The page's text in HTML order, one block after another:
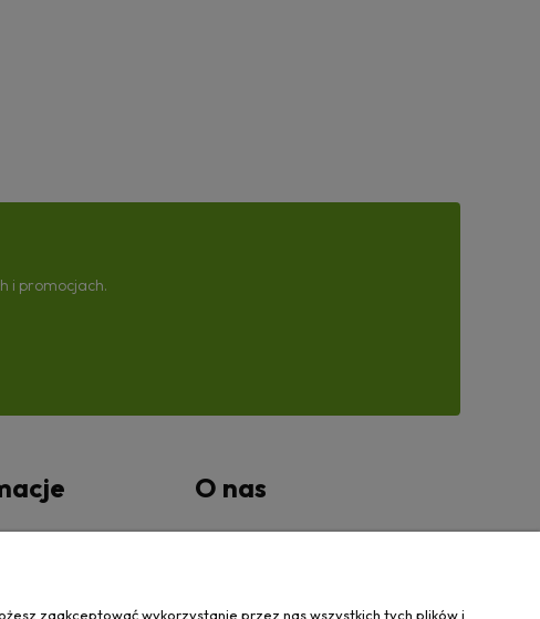
i promocjach.
O nas
zaakceptować wykorzystanie przez nas wszystkich tych plików i